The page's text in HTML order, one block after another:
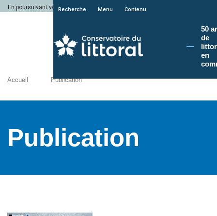
En poursuivant votre navigation sur le site du Conservatoire du littoral, vous
Recherche Menu Contenu
50
de
en
Accueil Publication
Publication